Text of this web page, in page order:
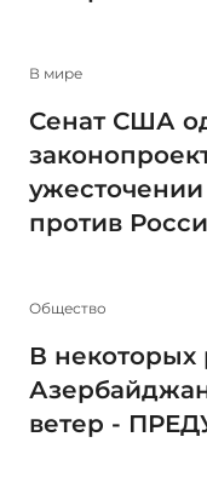
В мире
Сенат США
против
Общество
В некоторых
ветер -